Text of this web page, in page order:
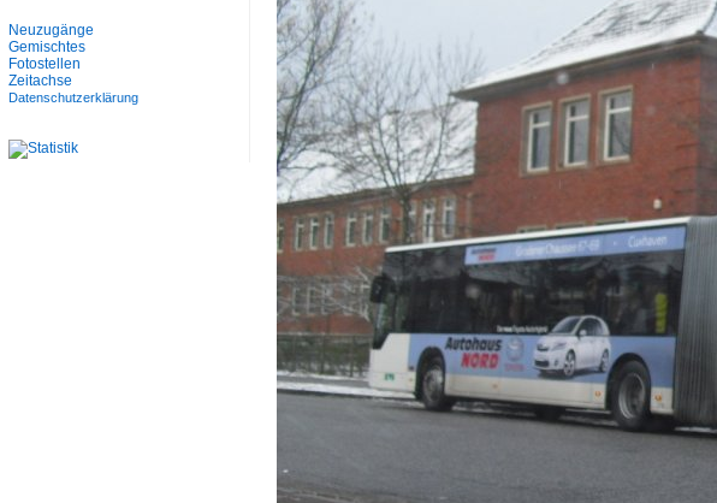
Neuzugänge
Gemischtes
Fotostellen
Zeitachse
Datenschutzerklärung